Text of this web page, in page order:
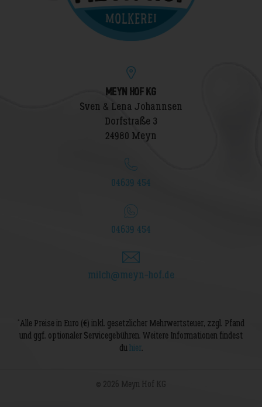
MEYN HOF KG
Sven & Lena Johannsen
Dorfstraße 3
24980 Meyn
04639 454
04639 454
milch@meyn-hof.de
*Alle Preise in Euro (€) inkl. gesetzlicher Mehrwertsteuer, zzgl. Pfand
und ggf. optionaler Servicegebühren. Weitere Informationen findest
du hier.
© 2026 Meyn Hof KG